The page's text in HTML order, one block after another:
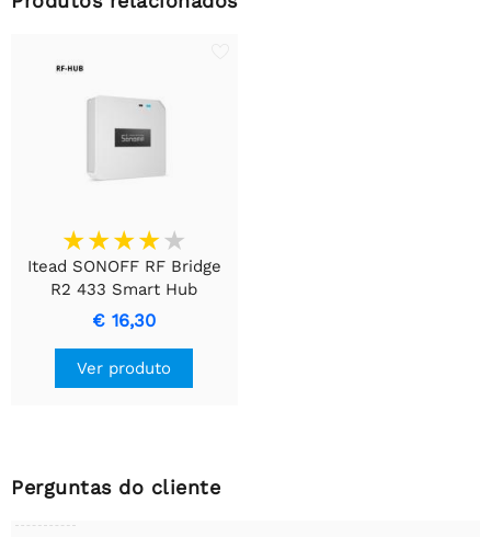
Itead SONOFF RF Bridge
R2 433 Smart Hub
€ 16,30
Ver produto
Perguntas do cliente